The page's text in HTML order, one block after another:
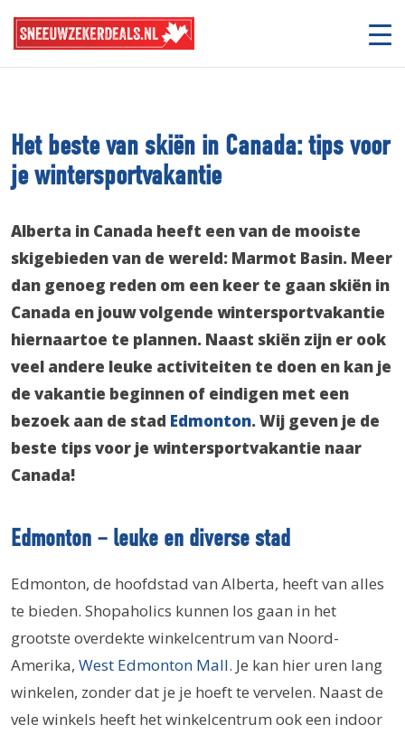
Het beste van skiën in Canada: tips voor
je wintersportvakantie
Alberta in Canada heeft een van de mooiste
skigebieden van de wereld: Marmot Basin. Meer
dan genoeg reden om een keer te gaan skiën in
Canada en jouw volgende wintersportvakantie
hiernaartoe te plannen. Naast skiën zijn er ook
veel andere leuke activiteiten te doen en kan je
de vakantie beginnen of eindigen met een
bezoek aan de stad Edmonton. Wij geven je de
beste tips voor je wintersportvakantie naar
Canada!
Edmonton – leuke en diverse stad
Edmonton, de hoofdstad van Alberta, heeft van alles
te bieden. Shopaholics kunnen los gaan in het
grootste overdekte winkelcentrum van Noord-
Amerika, West Edmonton Mall. Je kan hier uren lang
winkelen, zonder dat je je hoeft te vervelen. Naast de
vele winkels heeft het winkelcentrum ook een indoor